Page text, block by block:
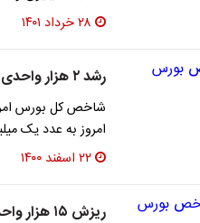
۲۸ خرداد ۱۴۰۱
رشد ۲ هزار واحدی شاخص بورس
امروز به عدد یک میلیون و ۳۳۵ هزار
۲۲ اسفند ۱۴۰۰
ریزش ۱۵ هزار واحدی شاخص بورس